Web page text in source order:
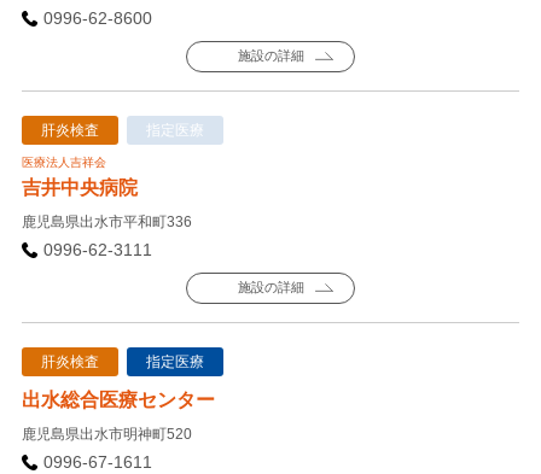
0996-62-8600
施設の詳細
肝炎検査 指定医療
医療法人吉祥会
吉井中央病院
鹿児島県出水市平和町336
0996-62-3111
施設の詳細
肝炎検査 指定医療
出水総合医療センター
鹿児島県出水市明神町520
0996-67-1611